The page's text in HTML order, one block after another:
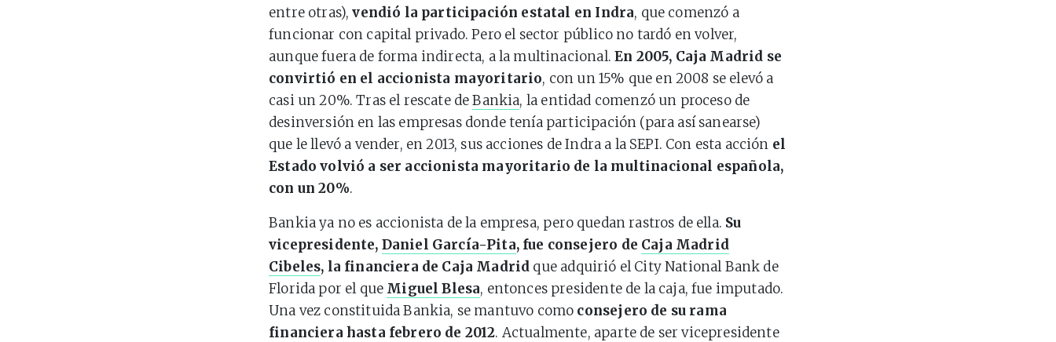
entre otras),vendió la participación estatal en Indra, que comenzó a
funcionar con capital privado. Pero el sector público no tardó en volver,
aunque fuera de forma indirecta, a la multinacional.En 2005, Caja Madrid se
convirtió en el accionista mayoritario, con un 15% que en 2008 se elevó a
casi un 20%. Tras el rescate deBankia, la entidad comenzó un proceso de
desinversión en las empresas donde tenía participación (para así sanearse)
que le llevó a vender, en 2013, sus acciones de Indra a la SEPI. Con esta acción el
Estado volvió a ser accionista mayoritario de la multinacional española,
con un 20%.
Bankia ya no es accionista de la empresa, pero quedan rastros de ella. Su
vicepresidente, Daniel García-Pita, fue consejero de Caja Madrid
Cibeles, la financiera de Caja Madrid que adquirió el City National Bank de
Florida por el que Miguel Blesa, entonces presidente de la caja, fue imputado.
Una vez constituida Bankia, se mantuvo como consejero de su rama
financiera hasta febrero de 2012. Actualmente, aparte de ser vicepresidente